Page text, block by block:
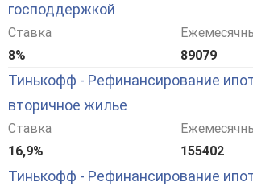
господдержкой
Ставка
8%
89079
Тинькофф - Рефинансирование
вторичное жилье
Ставка
16,9%
155402
Тинькофф - Рефинансирование